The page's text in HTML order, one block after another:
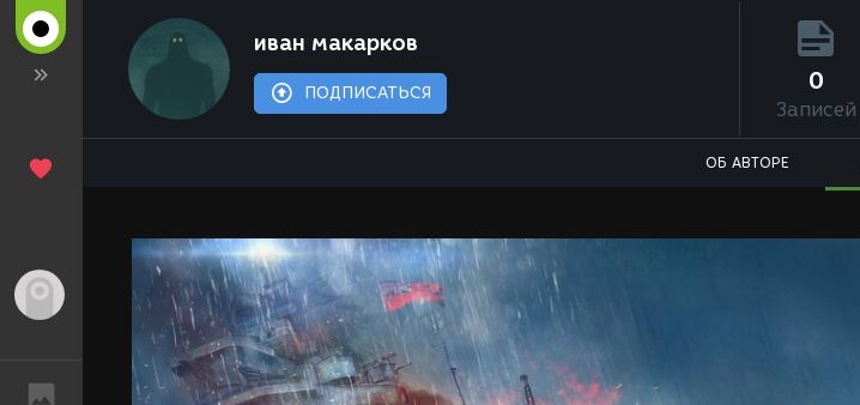
ГАЛЕРЕЯ
иван макарков
ПОДПИСАТЬСЯ 0
Записей
ОБ АВТОРЕ